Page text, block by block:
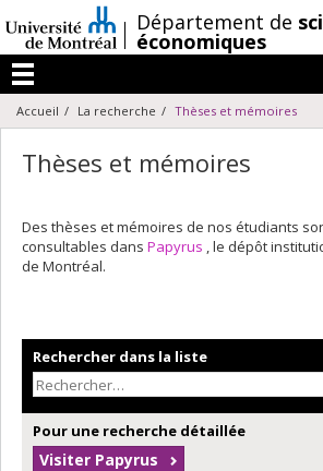
au
contenu
/Département de
économiques
Menu
Accueil La recherche Thèses et mémoires
Thèses et mémoires
Des thèses et mémoires de nos étudiants
consultables dans Papyrus , le dépôt
de Montréal.
Rechercher dans la liste
Pour une recherche détaillée
Visiter Papyrus